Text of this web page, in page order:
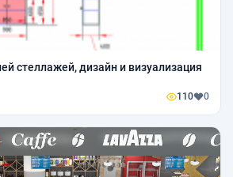
стеллажей, дизайн и визуализация
110 0